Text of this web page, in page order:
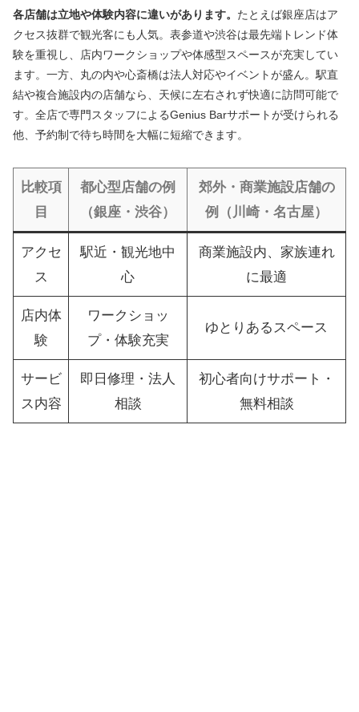
各店舗は立地や体験内容に違いがあります。 たとえば銀座店はア
クセス抜群で観光客にも人気。表参道や渋谷は最先端トレンド体
験を重視し、店内ワークショップや体感型スペースが充実してい
ます。一方、丸の内や心斎橋は法人対応やイベントが盛ん。駅直
結や複合施設内の店舗なら、天候に左右されず快適に訪問可能で
す。全店で専門スタッフによるGenius Barサポートが受けられる
他、予約制で待ち時間を大幅に短縮できます。
比較項
目
都心型店舗の例
（銀座・渋谷）
郊外・商業施設店舗の
例（川崎・名古屋）
アクセ
ス
駅近・観光地中
心
商業施設内、家族連れ
に最適
店内体
験
ワークショッ
プ・体験充実
ゆとりあるスペース
サービ
ス内容
即日修理・法人
相談
初心者向けサポート・
無料相談